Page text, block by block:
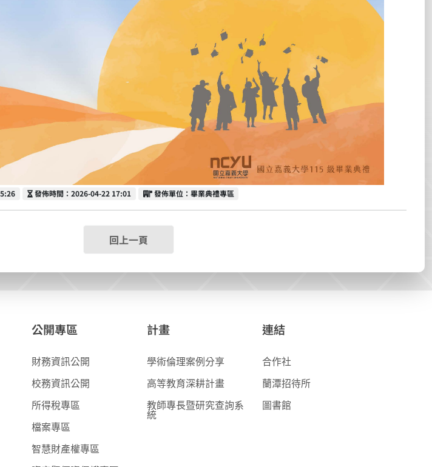
發佈時間
發佈時間：2026-04-22 17:01 發佈單位
發佈單位：畢業典禮專區
回上一頁
公開專區
財務資訊公開
校務資訊公開
所得稅專區
檔案專區
智慧財產權專區
計畫
學術倫理案例分享
高等教育深耕計畫
教師專長暨研究查詢系
統
連結
合作社
蘭潭招待所
圖書館